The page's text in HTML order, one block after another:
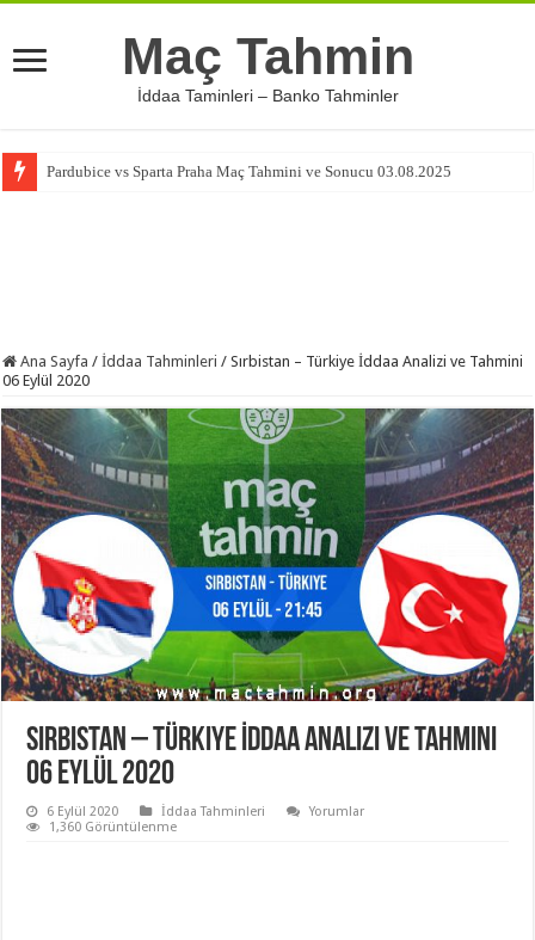
Maç Tahmin
İddaa Taminleri – Banko Tahminler
Pardubice vs Sparta Praha Maç Tahmini ve Sonucu 03.08.2025
Ana Sayfa / İddaa Tahminleri / Sırbistan – Türkiye İddaa Analizi ve Tahmini
06 Eylül 2020
Sırbistan – Türkiye İddaa Analizi ve Tahmini
06 Eylül 2020
6 Eylül 2020 İddaa Tahminleri
Yorumlar
1,360 Görüntülenme